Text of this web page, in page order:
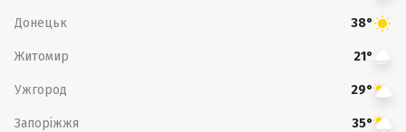
Донецьк 38°
Житомир 21°
Ужгород 29°
Запоріжжя 35°